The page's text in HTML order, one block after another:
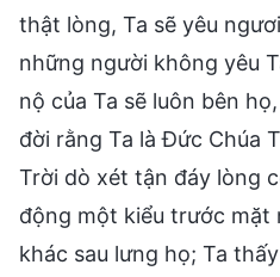
thật lòng, Ta sẽ yêu
những người không yêu
nộ của Ta sẽ luôn bên
đời rằng Ta là Đức Chúa
Trời dò xét tận đáy lòng
động một kiểu trước mặt
khác sau lưng họ; Ta